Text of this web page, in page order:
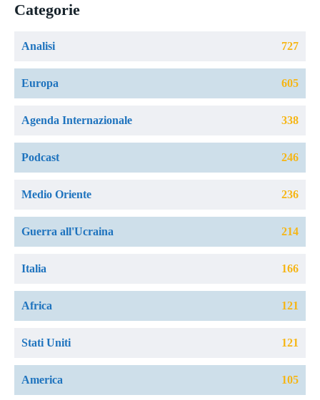
Categorie
Analisi 727
Europa 605
Agenda Internazionale 338
Podcast 246
Medio Oriente 236
Guerra all'Ucraina 214
Italia 166
Africa 121
Stati Uniti 121
America 105